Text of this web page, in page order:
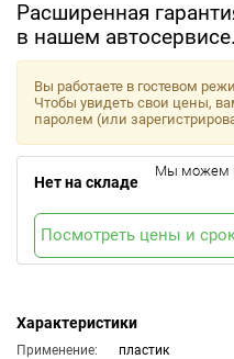
Расширенная
в нашем автосервисе.
Характеристики
Применение:
пластик
Вы работаете в гостевом
Чтобы увидеть свои цены,
паролем (или
Нет на складе
Мы можем
Посмотреть цены и